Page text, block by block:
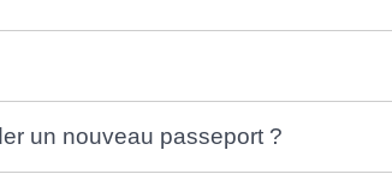
un nouveau passeport ?